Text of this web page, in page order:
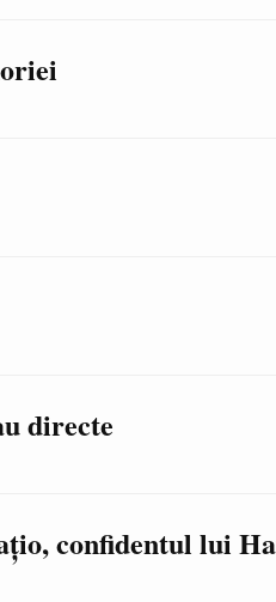
directe
confidentul lui